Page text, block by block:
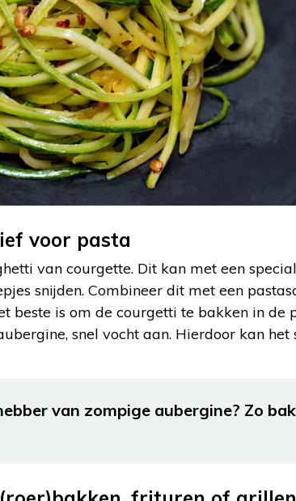
voor pasta
van courgette. Dit kan met een
snijden. Combineer dit met een
beste is om de courgetti te bakken in de
snel vocht aan. Hierdoor kan het
van zompige aubergine? Zo